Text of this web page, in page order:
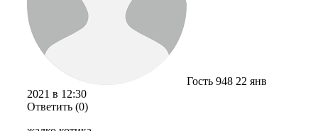
Гость 948 22 янв
2021 в 12:30
Ответить (0)